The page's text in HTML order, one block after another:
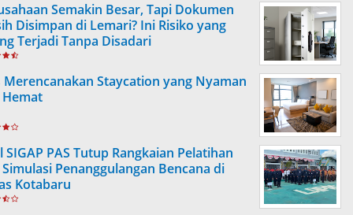
Semakin Besar, Tapi Dokumen
Disimpan di Lemari? Ini Risiko yang
Terjadi Tanpa Disadari
Merencanakan Staycation yang Nyaman
SIGAP PAS Tutup Rangkaian Pelatihan
Penanggulangan Bencana di
Kotabaru